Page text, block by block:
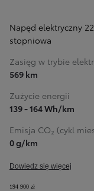
Napęd elektryczny
stopniowa
Zasięg w trybie
569 km
Zużycie energii
139 - 164 Wh/km
Emisja CO₂ (cykl
0 g/km
Dowiedz się więcej
194 900 zł